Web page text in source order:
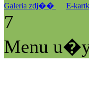
Galeria zdj�� E-
7
Menu